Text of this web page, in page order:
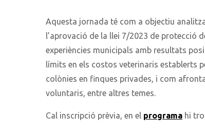
Aquesta jornada té com a objectiu
l’aprovació de la llei 7/2023 de protecció
experiències municipals amb resultats
límits en els costos veterinaris establerts
colònies en finques privades, i com
voluntaris, entre altres temes.
Cal inscripció prèvia, en el programa hi